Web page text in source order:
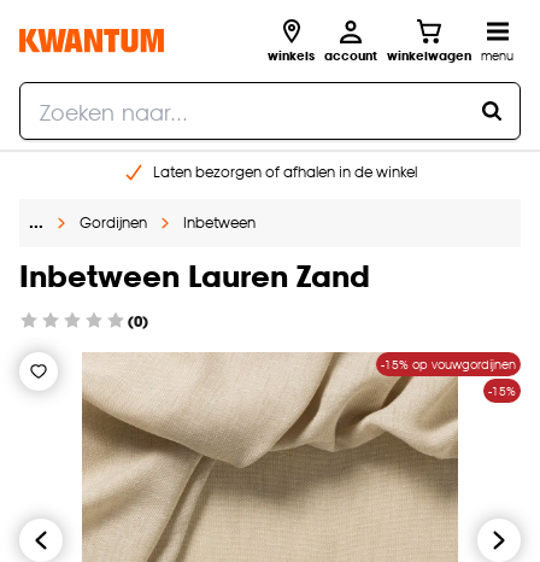
winkels account winkelwagen menu
Laten bezorgen of afhalen in de winkel
Gratis raam advies en inmeten aan huis
… Gordijnen Inbetween
Inbetween Lauren Zand
(0)
-15% op vouwgordijnen
-15%